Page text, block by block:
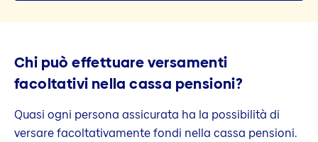
Chi può effettuare versamenti
facoltativi nella cassa pensioni?
Quasi ogni persona assicurata ha la possibilità di
versare facoltativamente fondi nella cassa pensioni.